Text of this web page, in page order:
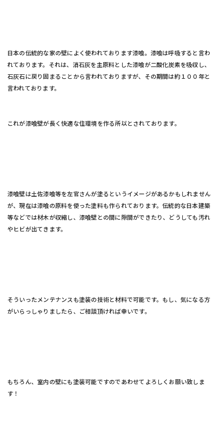
日本の伝統的な家の壁によく使われております漆喰。漆喰は呼吸すると言わ
れております。それは、消石灰を主原料とした漆喰が二酸化炭素を吸収し、
石灰石に戻り固まることから言われておりますが、その期間は約１００年と
言われております。
これが漆喰壁が長く快適な住環境を作る所以とされております。
漆喰壁は土佐漆喰等を左官さんが塗るというイメージがあるかもしれません
が、現在は漆喰の原料を使った塗料も作られております。伝統的な日本建築
等などでは材木が収縮し、漆喰壁との間に隙間ができたり、どうしても汚れ
やヒビが出てきます。
そういったメンテナンスも塗装の技術と材料で可能です。もし、気になる方
がいらっしゃりましたら、ご相談頂ければ幸いです。
もちろん、室内の壁にも塗装可能ですのであわせてよろしくお願い致しま
す！